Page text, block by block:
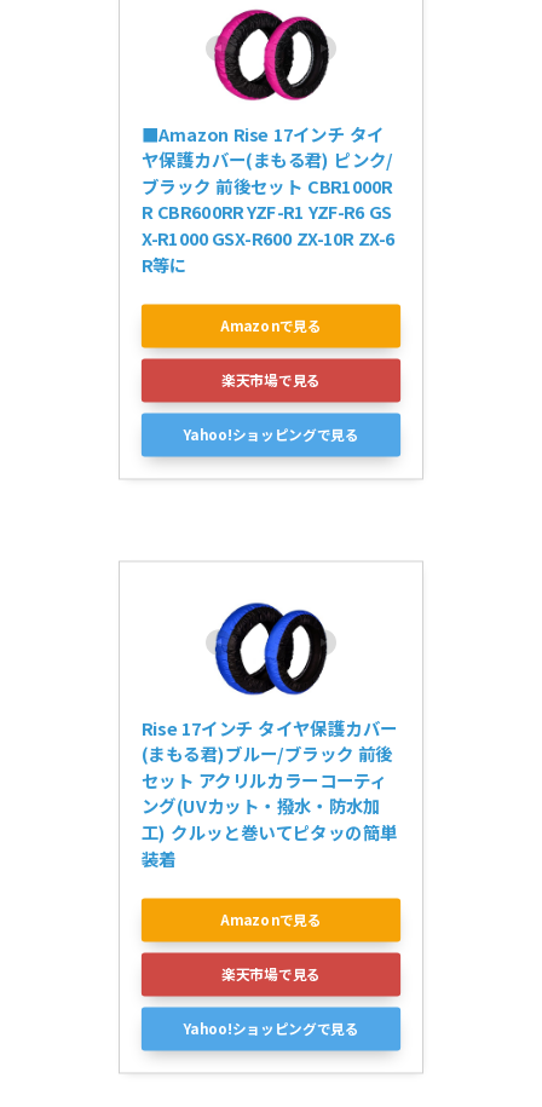
■Amazon Rise 17インチ タイ
ヤ保護カバー(まもる君) ピンク/
ブラック 前後セット CBR1000R
R CBR600RR YZF-R1 YZF-R6 GS
X-R1000 GSX-R600 ZX-10R ZX-6
R等に
Amazonで見る
楽天市場で見る
Yahoo!ショッピングで見る
Rise 17インチ タイヤ保護カバー
(まもる君)ブルー/ブラック 前後
セット アクリルカラーコーティ
ング(UVカット・撥水・防水加
工) クルッと巻いてピタッの簡単
装着
Amazonで見る
楽天市場で見る
Yahoo!ショッピングで見る